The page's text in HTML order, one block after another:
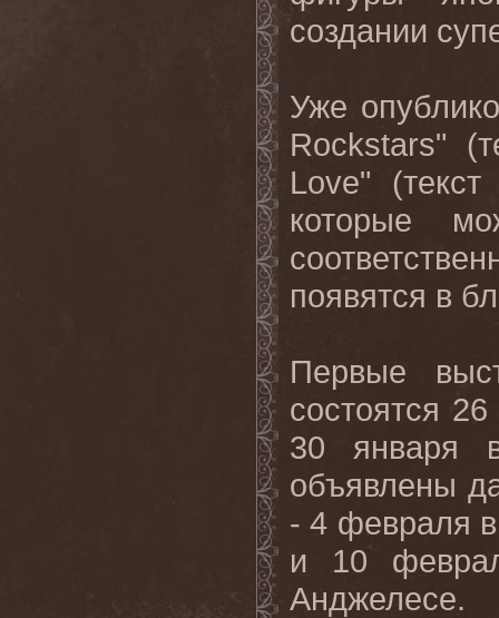
создании
Уже
Rockstars"
Love"
которые
появятся в
Первые
состоятся 26
30 января
объявлены
- 4 февраля в
и 10
Анджелесе.